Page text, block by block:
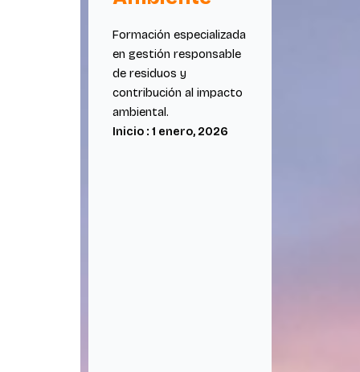
Formación especializada
en gestión responsable
de residuos y
contribución al impacto
ambiental.
Inicio : 1 enero, 2026